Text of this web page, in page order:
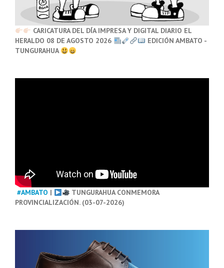
CARICATURA DEL DÍA IMPRESA Y DIGITAL DIARIO EL
HERALDO 08 DE AGOSTO 2026
EDICIÓN AMBATO -
TUNGURAHUA
#AMBATO |
TUNGURAHUA CONMEMORA
PROVINCIALIZACIÓN. (03-07-2026)